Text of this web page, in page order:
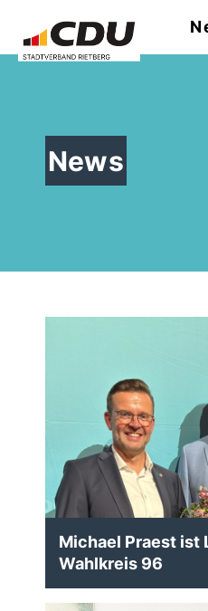
News
Michael Praest ist
Wahlkreis 96